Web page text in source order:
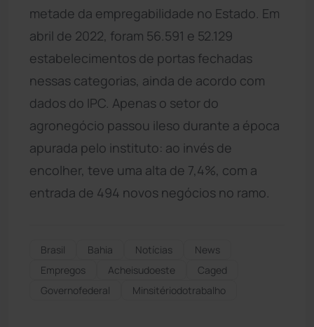
metade da empregabilidade no Estado. Em
abril de 2022, foram 56.591 e 52.129
estabelecimentos de portas fechadas
nessas categorias, ainda de acordo com
dados do IPC. Apenas o setor do
agronegócio passou ileso durante a época
apurada pelo instituto: ao invés de
encolher, teve uma alta de 7,4%, com a
entrada de 494 novos negócios no ramo.
Brasil Bahia Notícias
News
Empregos
Acheisudoeste
Caged
Governofederal
Minsitériodotrabalho